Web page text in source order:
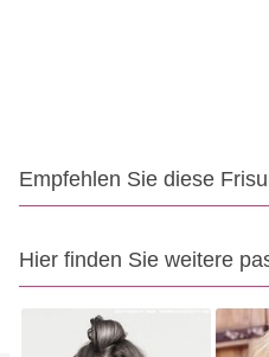
Empfehlen Sie diese
Hier finden Sie weitere